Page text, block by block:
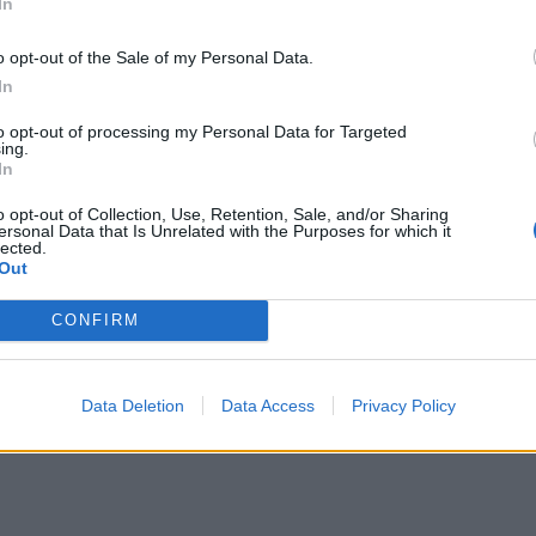
opt-out of the Sale of my Personal Data.
opt-out of processing my Personal Data for Targeted
opt-out of Collection, Use, Retention, Sale, and/or Sharing
Data that Is Unrelated with the Purposes for which it
CONFIRM
Data Deletion Data Access Privacy Policy
Ελληνική